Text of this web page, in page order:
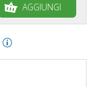
AGGIUNGI